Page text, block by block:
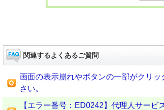
関連するよくあるご質問
画面の表示崩れやボタンの一部がクリ
さい。
【エラー番号：ED0242】代理人サー